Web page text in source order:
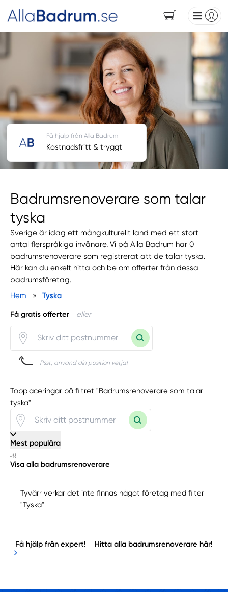
Badrumsrenoverare som talar
tyska
Sverige är idag ett mångkulturellt land med ett stort
antal flerspråkiga invånare. Vi på Alla Badrum har 0
badrumsrenoverare som registrerat att de talar tyska.
Här kan du enkelt hitta och be om offerter från dessa
badrumsföretag.
Hem
» Tyska
Få gratis offerter eller
Psst, använd din position vetja!
Få hjälp från Alla Badrum
Kostnadsfritt & tryggt
Topplaceringar på filtret "Badrumsrenoverare som talar
tyska"
Mest populära
Visa alla badrumsrenoverare
Tyvärr verkar det inte finnas något företag med filter
"Tyska"
Få hjälp från expert! Hitta alla badrumsrenoverare här!